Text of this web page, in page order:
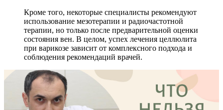
Кроме того, некоторые специалисты рекомендуют
использование мезотерапии и радиочастотной
терапии, но только после предварительной оценки
состояния вен. В целом, успех лечения целлюлита
при варикозе зависит от комплексного подхода и
соблюдения рекомендаций врачей.